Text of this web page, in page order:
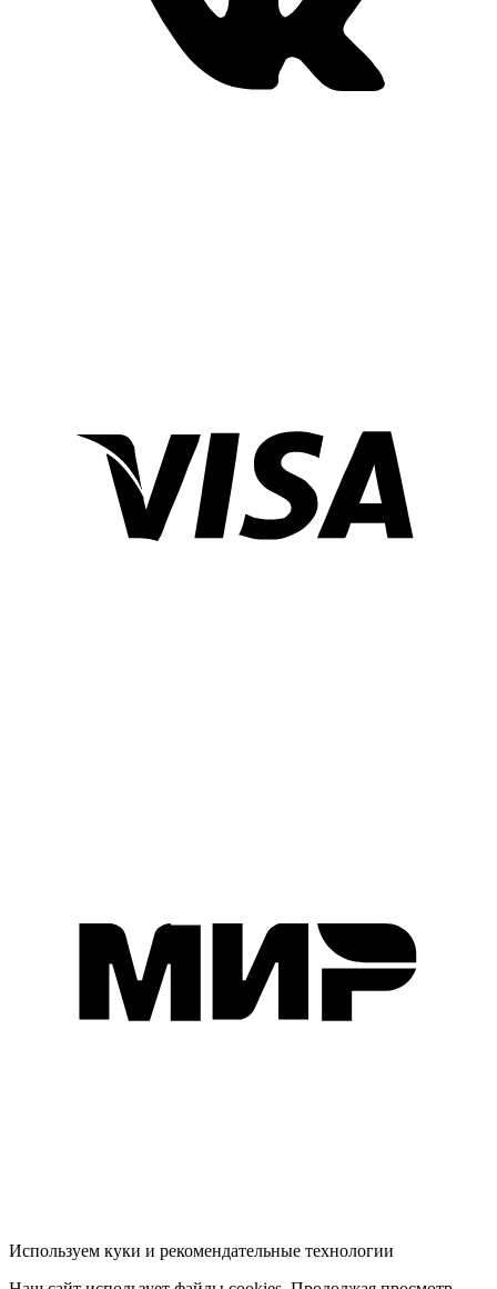
Используем куки и рекомендательные технологии